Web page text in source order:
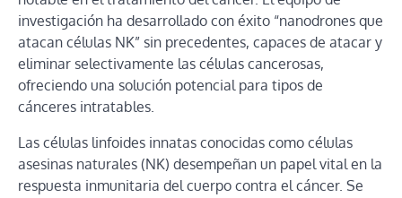
investigación ha desarrollado con éxito “nanodrones que
atacan células NK” sin precedentes, capaces de atacar y
eliminar selectivamente las células cancerosas,
ofreciendo una solución potencial para tipos de
cánceres intratables.
Las células linfoides innatas conocidas como células
asesinas naturales (NK) desempeñan un papel vital en la
respuesta inmunitaria del cuerpo contra el cáncer. Se